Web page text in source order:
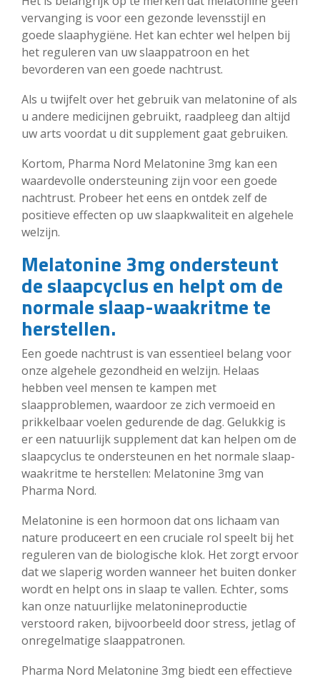
vervanging is voor een gezonde levensstijl en
goede slaaphygiëne. Het kan echter wel helpen bij
het reguleren van uw slaappatroon en het
bevorderen van een goede nachtrust.
Als u twijfelt over het gebruik van melatonine of als
u andere medicijnen gebruikt, raadpleeg dan altijd
uw arts voordat u dit supplement gaat gebruiken.
Kortom, Pharma Nord Melatonine 3mg kan een
waardevolle ondersteuning zijn voor een goede
nachtrust. Probeer het eens en ontdek zelf de
positieve effecten op uw slaapkwaliteit en algehele
welzijn.
Melatonine 3mg ondersteunt
de slaapcyclus en helpt om de
normale slaap-waakritme te
herstellen.
Een goede nachtrust is van essentieel belang voor
onze algehele gezondheid en welzijn. Helaas
hebben veel mensen te kampen met
slaapproblemen, waardoor ze zich vermoeid en
prikkelbaar voelen gedurende de dag. Gelukkig is
er een natuurlijk supplement dat kan helpen om de
slaapcyclus te ondersteunen en het normale slaap-
waakritme te herstellen: Melatonine 3mg van
Pharma Nord.
Melatonine is een hormoon dat ons lichaam van
nature produceert en een cruciale rol speelt bij het
reguleren van de biologische klok. Het zorgt ervoor
dat we slaperig worden wanneer het buiten donker
wordt en helpt ons in slaap te vallen. Echter, soms
kan onze natuurlijke melatonineproductie
verstoord raken, bijvoorbeeld door stress, jetlag of
onregelmatige slaappatronen.
Pharma Nord Melatonine 3mg biedt een effectieve